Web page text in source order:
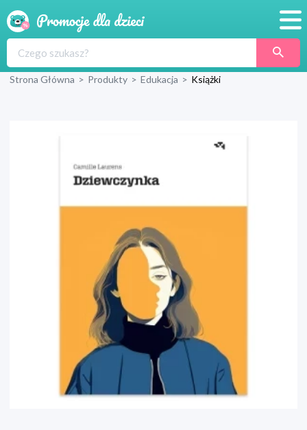
Produkty
Wyprawka
Strona Główna > Produkty > Edukacja > Książki